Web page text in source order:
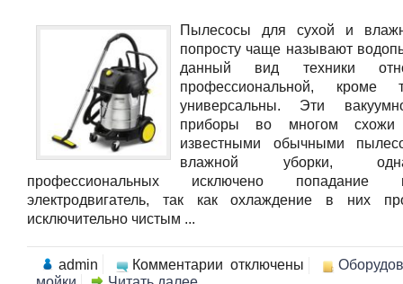
Пылесосы для сухой и
попросту чаще называют
данный вид техники
профессиональной, кроме
универсальны. Эти
приборы во многом
известными обычными
влажной уборки,
профессиональных исключено
электродвигатель, так как охлаждение в них
исключительно чистым ...
admin Комментарии отключены